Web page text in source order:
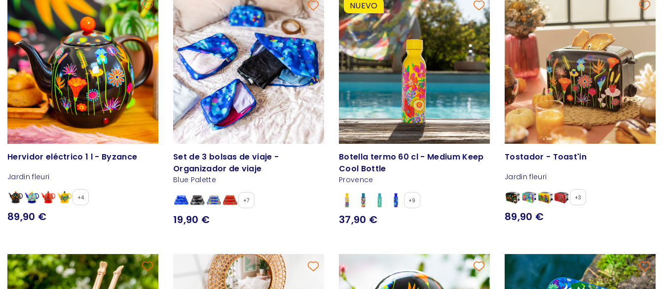
Hervidor eléctrico 1 l - Byzance
Jardin fleuri
+4
89,90 €
Set de 3 bolsas de viaje -
Organizador de viaje
Blue Palette
+7
19,90 €
NUEVO
Botella termo 60 cl - Medium Keep
Cool Bottle
Provence
+9
37,90 €
Tostador - Toast'in
Jardin fleuri
+3
89,90 €